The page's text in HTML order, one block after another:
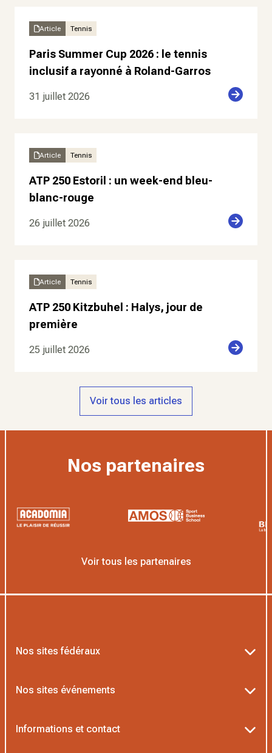
Article Tennis
Paris Summer Cup 2026 : le tennis
inclusif a rayonné à Roland-Garros
31 juillet 2026
Article Tennis
ATP 250 Estoril : un week-end bleu-
blanc-rouge
26 juillet 2026
Article Tennis
ATP 250 Kitzbuhel : Halys, jour de
première
25 juillet 2026
Voir tous les articles
Nos partenaires
Voir tous les partenaires
Nos sites fédéraux
Nos sites événements
Informations et contact